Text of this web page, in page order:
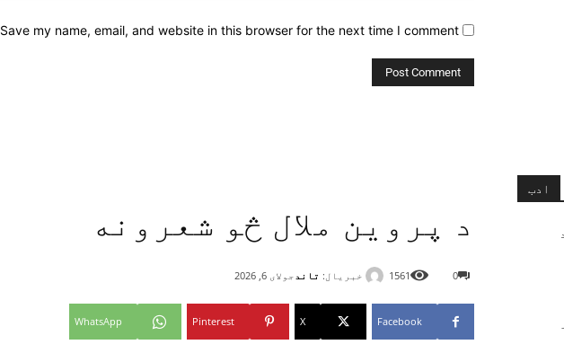
Save my name, email, and website in this browser for the next time I comment.